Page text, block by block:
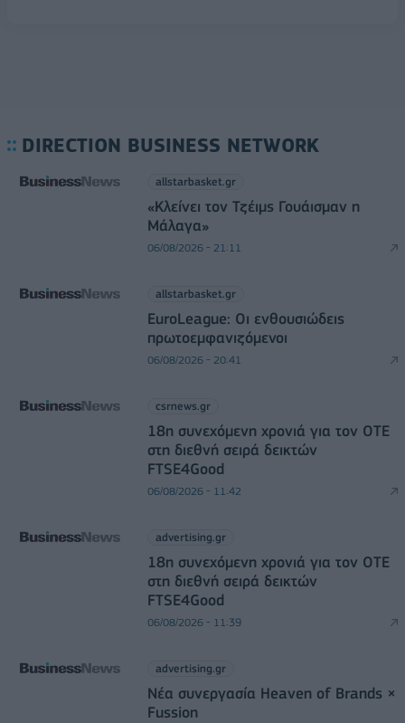
DIRECTION BUSINESS NETWORK
allstarbasket.gr
«Κλείνει τον Τζέιμς Γουάισμαν η
Μάλαγα»
06/08/2026 - 21:11
allstarbasket.gr
EuroLeague: Οι ενθουσιώδεις
πρωτοεμφανιζόμενοι
06/08/2026 - 20:41
csrnews.gr
18η συνεχόμενη χρονιά για τον ΟΤΕ
στη διεθνή σειρά δεικτών
FTSE4Good
06/08/2026 - 11:42
advertising.gr
18η συνεχόμενη χρονιά για τον ΟΤΕ
στη διεθνή σειρά δεικτών
FTSE4Good
06/08/2026 - 11:39
advertising.gr
Νέα συνεργασία Heaven of Brands ×
Fussion